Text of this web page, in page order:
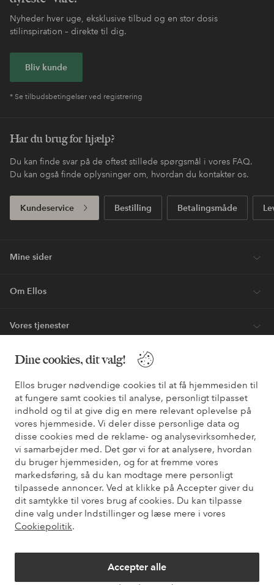
Dine cookies, dit valg!
Ellos bruger nødvendige cookies til at få hjemmesiden til
at fungere samt cookies til analyse, personligt tilpasset
indhold og til at give dig en mere relevant oplevelse på
vores hjemmeside. Vi deler disse personlige data og
disse cookies med de reklame- og analysevirksomheder,
vi samarbejder med. Det gør vi for at analysere, hvordan
du bruger hjemmesiden, og for at fremme vores
markedsføring, så du kan modtage mere personligt
tilpassede annoncer. Ved at klikke på Accepter giver du
dit samtykke til vores brug af cookies. Du kan tilpasse
dine valg under Indstillinger og læse mere i vores
Cookiepolitik.
Accepter alle
Nyheder hver uge, eksklusive tilbud og en stor dosis
stilinspiration – direkte til dig.
Bliv kunde
* Se tilbudsbetingelser ved registrering
Har du brug for hjælp?
Du kan finde svar på de oftest stillede spørgsmål i vores FAQ.
Du kan også finde oplysninger om, hvordan du kontakter os.
Kundeservice Bestilling Betalingsmåde
Mine sider
Om Ellos
Vores tjenester
Vilkår
Venner
Sikre betalinger - betal nu eller del op
Vil du vide mere om vores betalingsmuligheder
elpy elpy
Facebook Instagram Pinterest Youtube